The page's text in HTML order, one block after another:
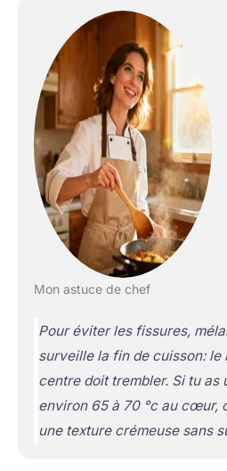
Mon astuce de chef
Pour éviter les fissures,
surveille la fin de cuisson: le
centre doit trembler. Si tu as
environ 65 à 70 °c au cœur,
une texture crémeuse sans